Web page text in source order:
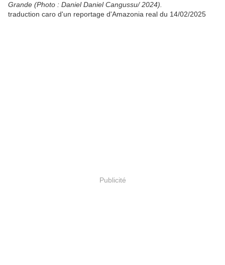
Grande (Photo : Daniel Daniel Cangussu/ 2024).
traduction caro d'un reportage d'Amazonia real du 14/02/2025
Publicité